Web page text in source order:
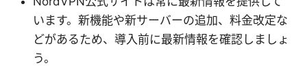
います。新機能や新サーバーの追加、料金改定な
どがあるため、導入前に最新情報を確認しましょ
う。